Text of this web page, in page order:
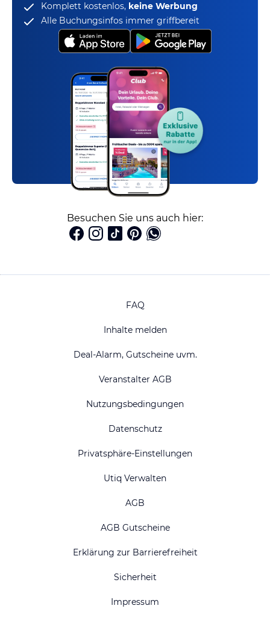
Komplett kostenlos, keine Werbung
Alle Buchungsinfos immer griffbereit
Besuchen Sie uns auch hier:
FAQ
Inhalte melden
Deal-Alarm, Gutscheine uvm.
Veranstalter AGB
Nutzungsbedingungen
Datenschutz
Privatsphäre-Einstellungen
Utiq Verwalten
AGB
AGB Gutscheine
Erklärung zur Barrierefreiheit
Sicherheit
Impressum